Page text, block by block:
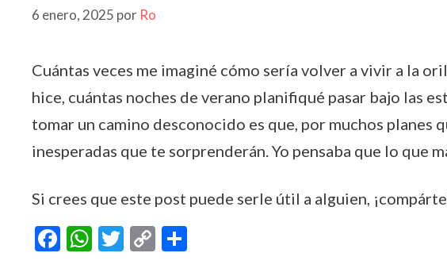
6 enero, 2025 por Ro
Cuántas veces me imaginé cómo sería volver a vivir a la
hice, cuántas noches de verano planifiqué pasar bajo las
tomar un camino desconocido es que, por muchos planes
inesperadas que te sorprenderán. Yo pensaba que lo que
Si crees que este post puede serle útil a alguien,
F
W T
C